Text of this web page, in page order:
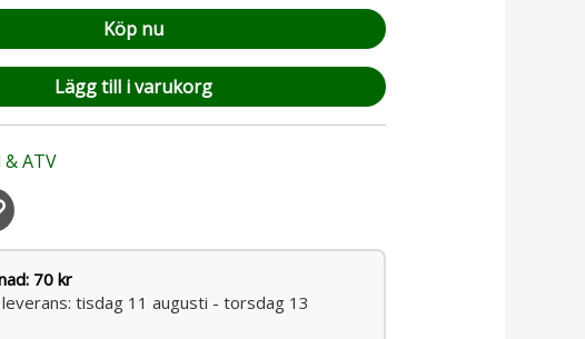
Köp nu
Lägg till i varukorg
ATV
70 kr
tisdag 11 augusti - torsdag 13